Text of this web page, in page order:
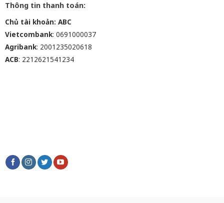
Thông tin thanh toán:
Chủ tài khoản: ABC
Vietcombank: 0691000037
Agribank: 2001235020618
ACB: 2212621541234